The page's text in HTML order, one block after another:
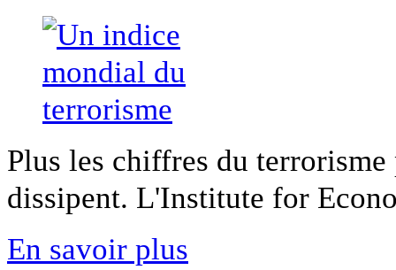
Plus les chiffres du
dissipent. L'Institute for
En savoir plus